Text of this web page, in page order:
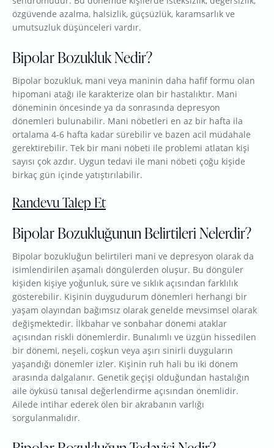
özgüvende azalma, halsizlik, güçsüzlük, karamsarlık ve
umutsuzluk düşünceleri vardır.
Bipolar Bozukluk Nedir?
Bipolar bozukluk, mani veya maninin daha hafif formu olan
hipomani atağı ile karakterize olan bir hastalıktır. Mani
döneminin öncesinde ya da sonrasında depresyon
dönemleri bulunabilir. Mani nöbetleri en az bir hafta ila
ortalama 4-6 hafta kadar sürebilir ve bazen acil müdahale
gerektirebilir. Tek bir mani nöbeti ile problemi atlatan kişi
sayısı çok azdır. Uygun tedavi ile mani nöbeti çoğu kişide
birkaç gün içinde yatıştırılabilir.
Randevu Talep Et
Bipolar Bozukluğunun Belirtileri Nelerdir?
Bipolar bozukluğun belirtileri mani ve depresyon olarak da
isimlendirilen aşamalı döngülerden oluşur. Bu döngüler
kişiden kişiye yoğunluk, süre ve sıklık açısından farklılık
gösterebilir. Kişinin duygudurum dönemleri herhangi bir
yaşam olayından bağımsız olarak genelde mevsimsel olarak
değişmektedir. İlkbahar ve sonbahar dönemi ataklar
açısından riskli dönemlerdir. Bunalımlı ve üzgün hissedilen
bir dönemi, neşeli, coşkun veya aşırı sinirli duyguların
yaşandığı dönemler izler. Kişinin ruh hali bu iki dönem
arasında dalgalanır. Genetik geçişi olduğundan hastalığın
aile öyküsü tanısal değerlendirme açısından önemlidir.
Ailede intihar ederek ölen bir akrabanın varlığı
sorgulanmalıdır.